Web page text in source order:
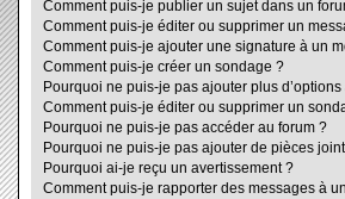
Comment puis-je publier un sujet dans un
Comment puis-je éditer ou supprimer un
Comment puis-je ajouter une signature à un
Comment puis-je créer un sondage ?
Pourquoi ne puis-je pas ajouter plus
Comment puis-je éditer ou supprimer un
Pourquoi ne puis-je pas accéder au forum ?
Pourquoi ne puis-je pas ajouter de pièces
Pourquoi ai-je reçu un avertissement ?
Comment puis-je rapporter des messages à